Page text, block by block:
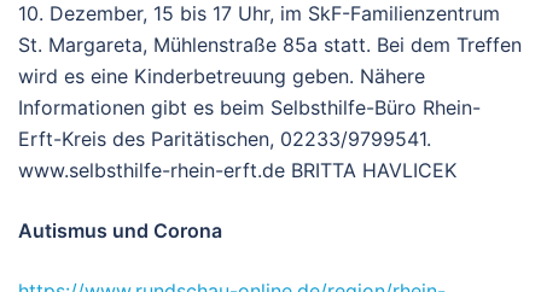
10. Dezember, 15 bis 17 Uhr, im SkF-Familienzentrum
St. Margareta, Mühlenstraße 85a statt. Bei dem Treffen
wird es eine Kinderbetreuung geben. Nähere
Informationen gibt es beim Selbsthilfe-Büro Rhein-
Erft-Kreis des Paritätischen, 02233/9799541.
www.selbsthilfe-rhein-erft.de BRITTA HAVLICEK
Autismus und Corona